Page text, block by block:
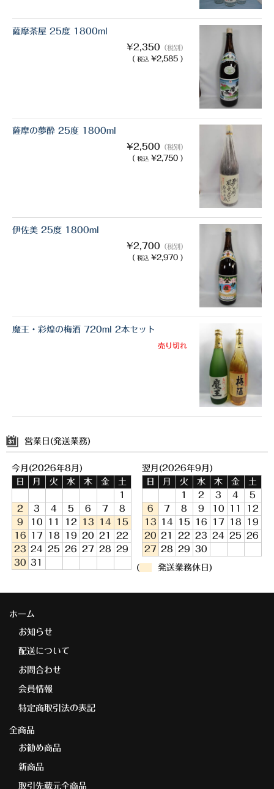
薩摩茶屋 25度 1800ml
¥2,350 （税別）
( 税込 ¥2,585 )
薩摩の夢酔 25度 1800ml
¥2,500 （税別）
( 税込 ¥2,750 )
伊佐美 25度 1800ml
¥2,700 （税別）
( 税込 ¥2,970 )
魔王・彩煌の梅酒 720ml 2本セット
売り切れ
営業日(発送業務)
今月(2026年8月)
日
月 火 水 木 金
土
1
2
3 4 5 6 7
8
9
10 11 12 13 14
15
16
17 18 19 20 21
22
23 24 25 26 27 28
29
30 31
翌月(2026年9月)
日
月 火 水 木 金
土
1
2 3 4
5
6
7 8 9 10 11
12
13
14 15 16 17 18
19
20 21 22 23 24 25
26
27 28 29 30
( 発送業務休日)
ホーム
お知らせ
配送について
お問合わせ
会員情報
特定商取引法の表記
全商品
お勧め商品
新商品
取引先蔵元全商品